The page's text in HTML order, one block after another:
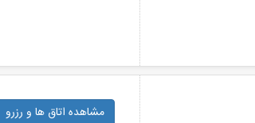
مشاهده اتاق ها و رزرو